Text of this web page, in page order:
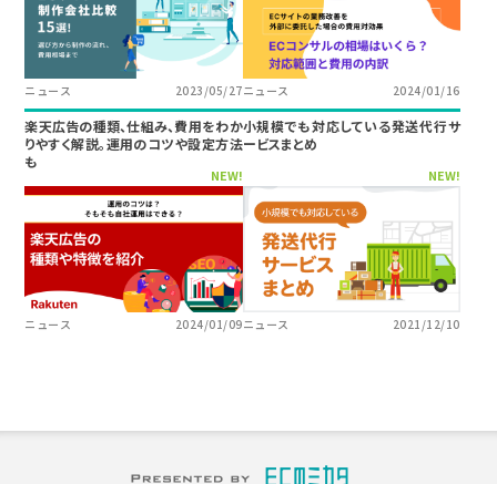
ニュース 2023/05/27ニュース 2024/01/16
楽天広告の種類、仕組み、費用をわか
りやすく解説。運用のコツや設定方法
も
NEW!
ニュース 2024/01/09
小規模でも対応している発送代行サ
ービスまとめ
NEW!
ニュース 2021/12/10